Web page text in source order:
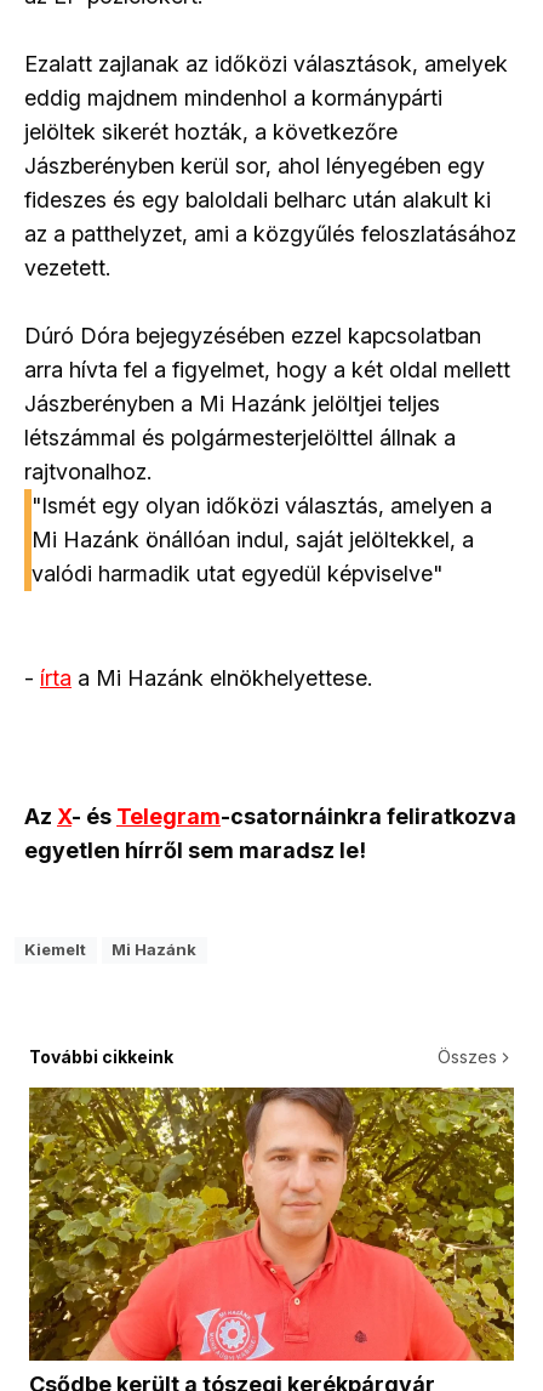
Ezalatt zajlanak az időközi választások, amelyek
eddig majdnem mindenhol a kormánypárti
jelöltek sikerét hozták, a következőre
Jászberényben kerül sor, ahol lényegében egy
fideszes és egy baloldali belharc után alakult ki
az a patthelyzet, ami a közgyűlés feloszlatásához
vezetett.
Dúró Dóra bejegyzésében ezzel kapcsolatban
arra hívta fel a figyelmet, hogy a két oldal mellett
Jászberényben a Mi Hazánk jelöltjei teljes
létszámmal és polgármesterjelölttel állnak a
rajtvonalhoz.
"Ismét egy olyan időközi választás, amelyen a
Mi Hazánk önállóan indul, saját jelöltekkel, a
valódi harmadik utat egyedül képviselve"
- írta a Mi Hazánk elnökhelyettese.
Az X- és Telegram-csatornáinkra feliratkozva
egyetlen hírről sem maradsz le!
Kiemelt Mi Hazánk
További cikkeink Összes
Csődbe került a tószegi kerékpárgyár,